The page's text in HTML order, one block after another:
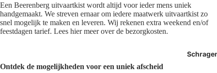
Een Beerenberg uitvaartkist wordt altijd voor ieder mens uniek
handgemaakt. We streven ernaar om iedere maatwerk uitvaartkist zo
snel mogelijk te maken en leveren. Wij rekenen extra weekend en/of
feestdagen tarief. Lees hier meer over de bezorgkosten.
Ontdek de mogelijkheden voor een uniek afscheid